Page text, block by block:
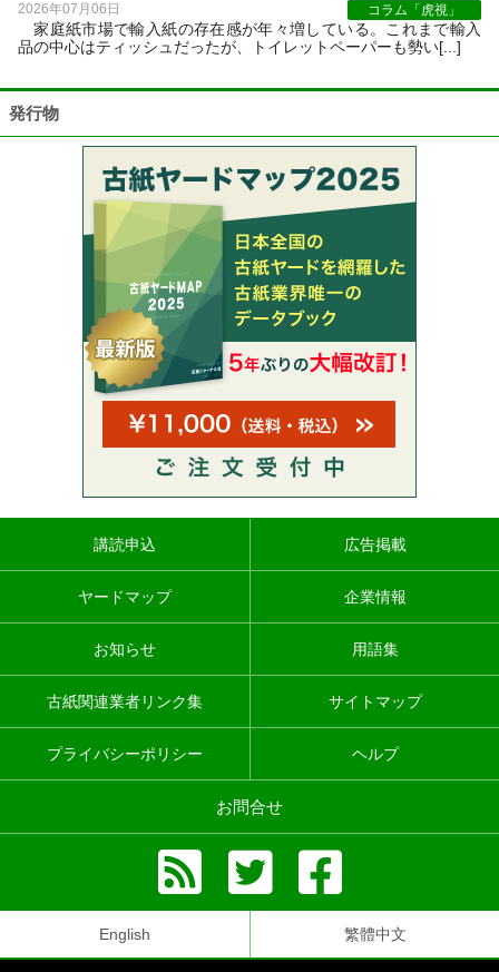
2026年07月06日 コラム「虎視」
家庭紙市場で輸入紙の存在感が年々増している。これまで輸入
品の中心はティッシュだったが、トイレットペーパーも勢い[...]
発行物
講読申込 広告掲載
ヤードマップ 企業情報
お知らせ 用語集
古紙関連業者リンク集 サイトマップ
プライバシーポリシー ヘルプ
お問合せ
English 繁體中文